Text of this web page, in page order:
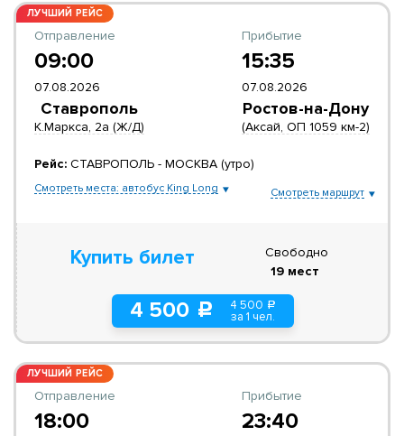
ЛУЧШИЙ РЕЙС
Отправление
09:00
07.08.2026
Ставрополь
К.Маркса, 2а (Ж/Д)
Прибытие
15:35
07.08.2026
Ростов-на-Дону
(Аксай, ОП 1059 км-2)
Рейс: СТАВРОПОЛЬ - МОСКВА (утро)
Смотреть места: автобус King Long Смотреть маршрут
Купить билет
4 500 c 4 500 a
за 1 чел.
Свободно
19 мест
ЛУЧШИЙ РЕЙС
Отправление
18:00
Прибытие
23:40